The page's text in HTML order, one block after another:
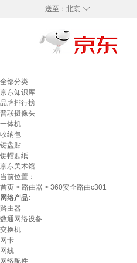
◇
送至： 北京
全部分类
京东知识库
品牌排行榜
普联摄像头
一体机
收纳包
键盘贴
键帽贴纸
京东美术馆
当前位置：
首页 > 路由器 > 360安全路由c301
网络产品:
路由器
数通网络设备
交换机
网卡
网线
网络配件